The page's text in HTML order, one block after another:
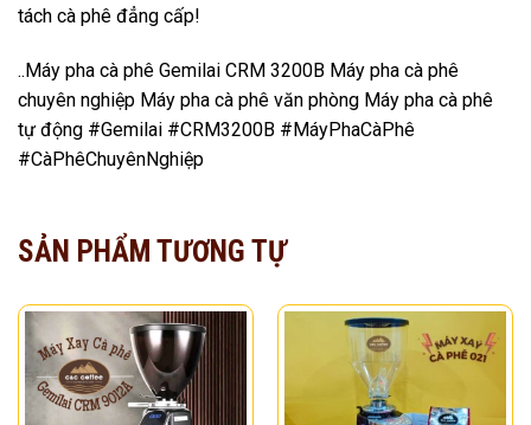
tách cà phê đẳng cấp!
..Máy pha cà phê Gemilai CRM 3200B Máy pha cà phê
chuyên nghiệp Máy pha cà phê văn phòng Máy pha cà phê
tự động #Gemilai #CRM3200B #MáyPhaCàPhê
#CàPhêChuyênNghiệp
SẢN PHẨM TƯƠNG TỰ